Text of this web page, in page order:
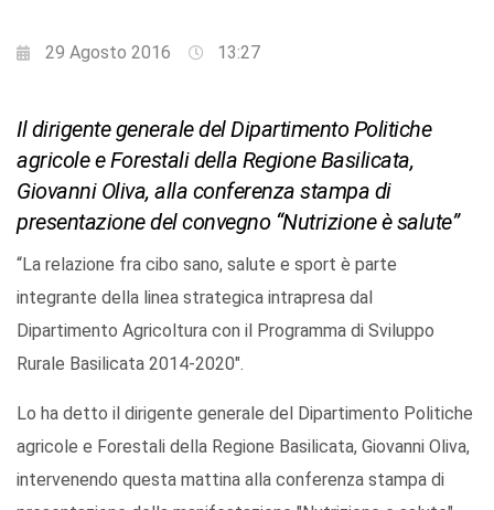
29 Agosto 2016 13:27
Il dirigente generale del Dipartimento Politiche
agricole e Forestali della Regione Basilicata,
Giovanni Oliva, alla conferenza stampa di
presentazione del convegno “Nutrizione è salute”
“La relazione fra cibo sano, salute e sport è parte
integrante della linea strategica intrapresa dal
Dipartimento Agricoltura con il Programma di Sviluppo
Rurale Basilicata 2014-2020".
Lo ha detto il dirigente generale del Dipartimento Politiche
agricole e Forestali della Regione Basilicata, Giovanni Oliva,
intervenendo questa mattina alla conferenza stampa di